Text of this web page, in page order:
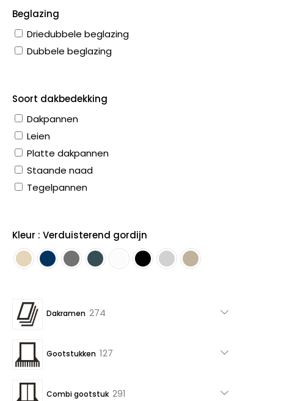
Beglazing
Driedubbele beglazing
Dubbele beglazing
Soort dakbedekking
Dakpannen
Leien
Platte dakpannen
Staande naad
Tegelpannen
Kleur : Verduisterend gordijn
Dakramen 274
Gootstukken 127
Combi gootstuk 291